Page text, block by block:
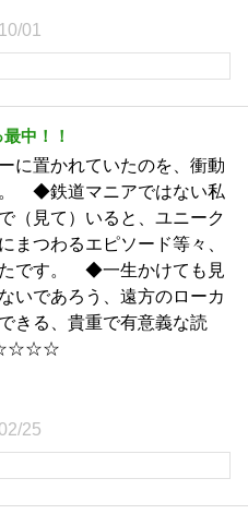
01
中！！
に置かれていたのを、衝動
。 ◆鉄道マニアではない私
（見て）いると、ユニーク
まつわるエピソード等々、
です。 ◆一生かけても見
いであろう、遠方のローカ
きる、貴重で有意義な読
☆☆☆☆
25